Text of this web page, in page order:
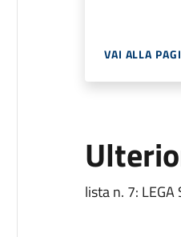
VAI ALLA
lista n. 7: LEGA